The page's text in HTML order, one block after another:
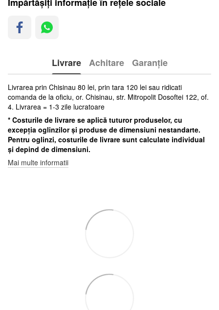
Livrare Achitare Garanție
Livrarea prin Chisinau 80 lei, prin tara 120 lei sau ridicati
comanda de la oficiu, or. Chisinau, str. Mitropolit Dosoftei 122, of.
4. Livrarea = 1-3 zile lucratoare
* Costurile de livrare se aplică tuturor produselor, cu
excepția oglinzilor și produse de dimensiuni nestandarte.
Pentru oglinzi, costurile de livrare sunt calculate individual
și depind de dimensiuni.
Mai multe informatii